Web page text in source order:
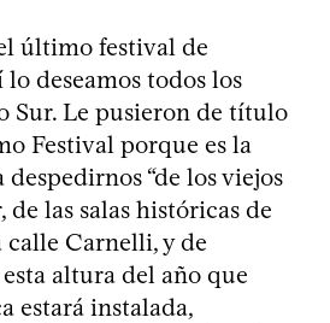
último festival de
deseamos todos los
Sur. Le pusieron de título
Festival porque es la
“de los viejos
de las salas históricas de
calle Carnelli, y de
altura del año que
estará instalada,